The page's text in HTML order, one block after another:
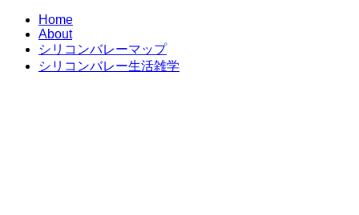
Home
About
シリコンバレーマップ
シリコンバレー生活雑学